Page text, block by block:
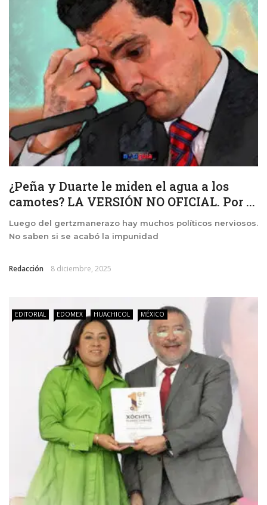
¿Peña y Duarte le miden el agua a los
camotes? LA VERSIÓN NO OFICIAL. Por ...
Luego del gertzmanerazo hay muchos políticos nerviosos.
No saben si se acabó la impunidad
Redacción 8 diciembre, 2025
EDITORIAL EDOMEX HUACHICOL MÉXICO